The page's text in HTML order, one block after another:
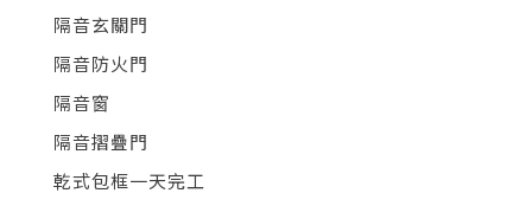
隔音玄關門
隔音防火門
隔音窗
隔音摺疊門
乾式包框一天完工